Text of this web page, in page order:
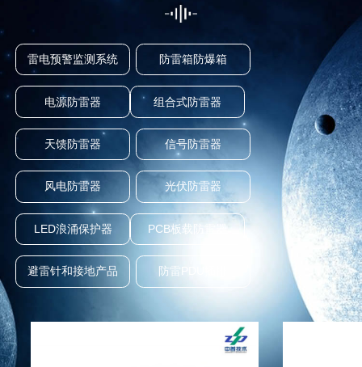
雷电预警监测系统 防雷箱防爆箱
电源防雷器 组合式防雷器
天馈防雷器 信号防雷器
风电防雷器 光伏防雷器
LED浪涌保护器 PCB板载防雷器
避雷针和接地产品 防雷PDU插排